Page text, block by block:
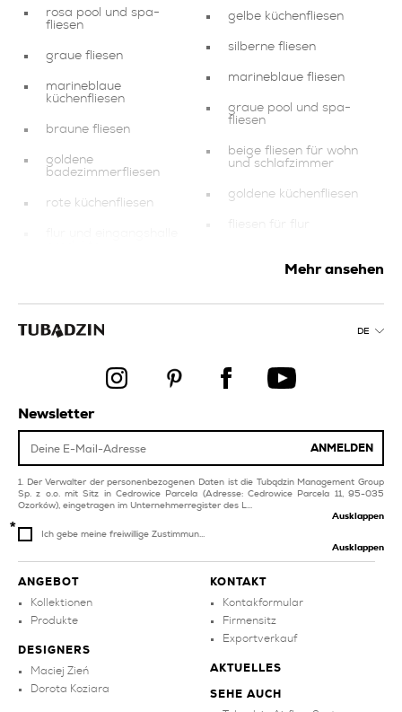
rosa pool und spa-
fliesen
graue fliesen
marineblaue
küchenfliesen
braune fliesen
goldene
badezimmerfliesen
rote küchenfliesen
kupfer fliesen für wohn
gelbe küchenfliesen
silberne fliesen
marineblaue fliesen
graue pool und spa-
fliesen
beige fliesen für wohn
und schlafzimmer
goldene küchenfliesen
produkte
Mehr ansehen
DE
ANGEBOT
Kollektionen
Produkte
DESIGNERS
Maciej Zień
Dorota Koziara
KONTAKT
Kontakformular
Firmensitz
Exportverkauf
AKTUELLES
SEHE AUCH
Newsletter
ANMELDEN
Der Verwalter der personenbezogenen Daten ist die Tubądzin Management Group
Sp. z o.o. mit Sitz in Cedrowice Parcela (Adresse: Cedrowice Parcela 11, 95-035
Ozorków), eingetragen im Unternehmerregister des L...
Ausklappen
Ich gebe meine freiwillige Zustimmun...
Ausklappen